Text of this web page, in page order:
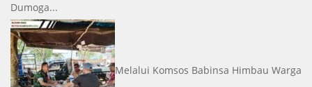
Dumoga...
Melalui Komsos Babinsa Himbau Warga